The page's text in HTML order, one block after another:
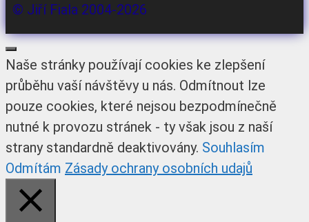
© Jiří Fiala 2004-2026
Zavřít
Naše stránky používají cookies ke zlepšení
průběhu vaší návštěvy u nás. Odmítnout lze
pouze cookies, které nejsou bezpodmínečně
nutné k provozu stránek - ty však jsou z naší
strany standardně deaktivovány. Souhlasím
Odmítám Zásady ochrany osobních udajů